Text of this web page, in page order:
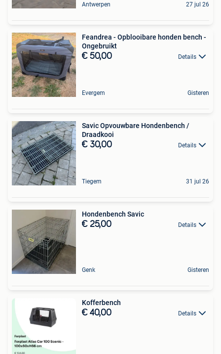
Antwerpen 27 jul 26
Feandrea - Opblooibare honden bench -
Ongebruikt
€ 50,00 Details
Evergem Gisteren
Savic Opvouwbare Hondenbench /
Draadkooi
€ 30,00 Details
Tiegem 31 jul 26
Hondenbench Savic
€ 25,00 Details
Genk Gisteren
Kofferbench
€ 40,00 Details